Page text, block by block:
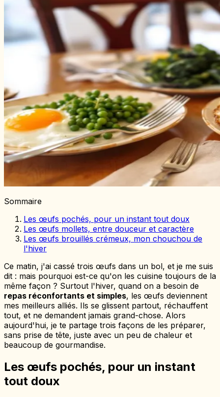
Sommaire
Les œufs pochés, pour un instant tout doux
Les œufs mollets, entre douceur et caractère
Les œufs brouillés crémeux, mon chouchou de
l'hiver
Ce matin, j'ai cassé trois œufs dans un bol, et je me suis
dit : mais pourquoi est-ce qu'on les cuisine toujours de la
même façon ? Surtout l'hiver, quand on a besoin de
repas réconfortants et simples, les œufs deviennent
mes meilleurs alliés. Ils se glissent partout, réchauffent
tout, et ne demandent jamais grand-chose. Alors
aujourd'hui, je te partage trois façons de les préparer,
sans prise de tête, juste avec un peu de chaleur et
beaucoup de gourmandise.
Les œufs pochés, pour un instant
tout doux